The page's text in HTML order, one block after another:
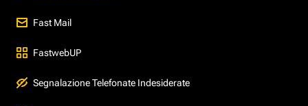
Fast Mail
FastwebUP
Segnalazione Telefonate Indesiderate